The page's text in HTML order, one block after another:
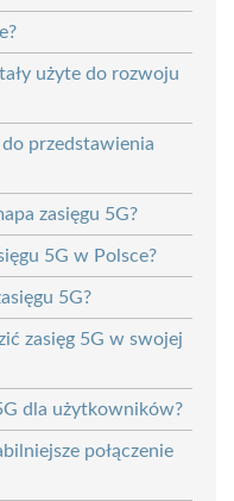
użyte do rozwoju
przedstawienia
zasięgu 5G?
5G w Polsce?
5G?
zasięg 5G w swojej
dla użytkowników?
połączenie